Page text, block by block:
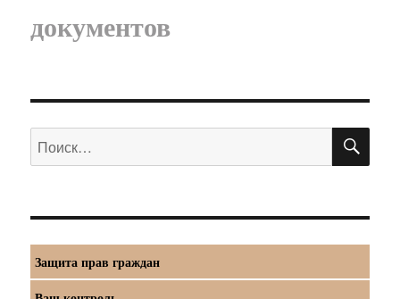
документов
Искать:
Защита прав граждан